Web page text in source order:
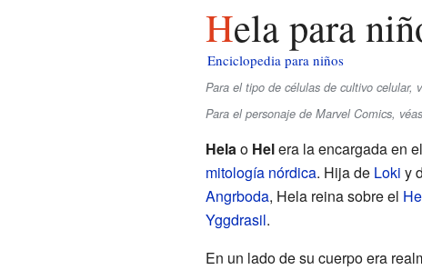
Hela para
Enciclopedia para niños
Para el tipo de células de cultivo celular,
Para el personaje de Marvel Comics,
Helao Helera la encargada en el
mitología nórdica. Hija de Loki y
Angrboda, Hela reina sobre el
Yggdrasil.
En un lado de su cuerpo era